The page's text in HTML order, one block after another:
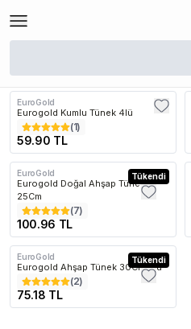
/
EuroGold
Eurogold Kumlu Tünek 4lü
(1)
59.90 TL
Tükendi
EuroGold
Eurogold Doğal Ahşap Tünek
25Cm
(7)
100.96 TL
Tükendi
EuroGold
Eurogold Ahşap Tünek 30Cm 4lü
(2)
75.18 TL